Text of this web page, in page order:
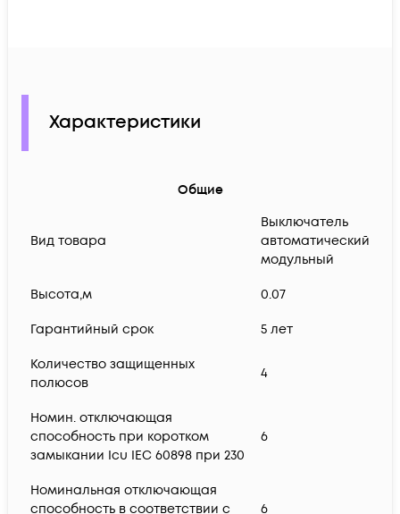
Характеристики
Общие
Вид товара
Выключатель
автоматический
модульный
Высота,м 0.07
Гарантийный срок 5 лет
Количество защищенных
полюсов
4
Номин. отключающая
способность при коротком
замыкании Icu IEC 60898 при 230
6
Номинальная отключающая
способность в соответствии с
6